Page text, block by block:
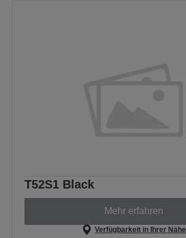
T52S1 Black
Mehr erfahren
Verfügbarkeit in Ihrer Nähe